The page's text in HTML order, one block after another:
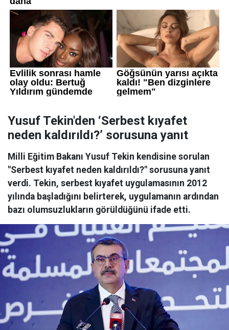
Yusuf Tekin'den ‘Serbest kıyafet
neden kaldırıldı?’ sorusuna yanıt
Milli Eğitim Bakanı Yusuf Tekin kendisine sorulan
"Serbest kıyafet neden kaldırıldı?" sorusuna yanıt
verdi. Tekin, serbest kıyafet uygulamasının 2012
yılında başladığını belirterek, uygulamanın ardından
bazı olumsuzlukların görüldüğünü ifade etti.